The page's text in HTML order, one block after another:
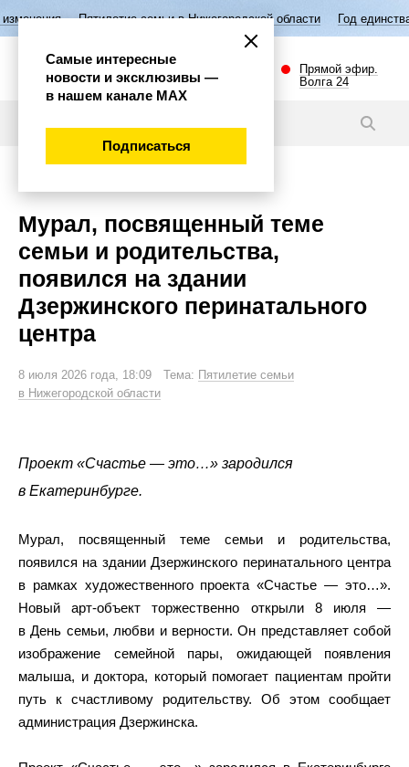
семьи в Нижегородской области Год единства народов России
Прямой эфир.
Волга 24
Мурал, посвященный теме
семьи и родительства,
появился на здании
Дзержинского перинатального
центра
8 июля 2026 года, 18:09 Тема: Пятилетие семьи
в Нижегородской области
Проект «Счастье — это…» зародился
в Екатеринбурге.
Мурал, посвященный теме семьи и родительства,
появился на здании Дзержинского перинатального центра
в рамках художественного проекта «Счастье — это…».
Новый арт-объект торжественно открыли 8 июля —
в День семьи, любви и верности. Он представляет собой
изображение семейной пары, ожидающей появления
малыша, и доктора, который помогает пациентам пройти
путь к счастливому родительству. Об этом сообщает
администрация Дзержинска.
Самые интересные
новости и эксклюзивы —
в нашем канале МАХ
Подписаться